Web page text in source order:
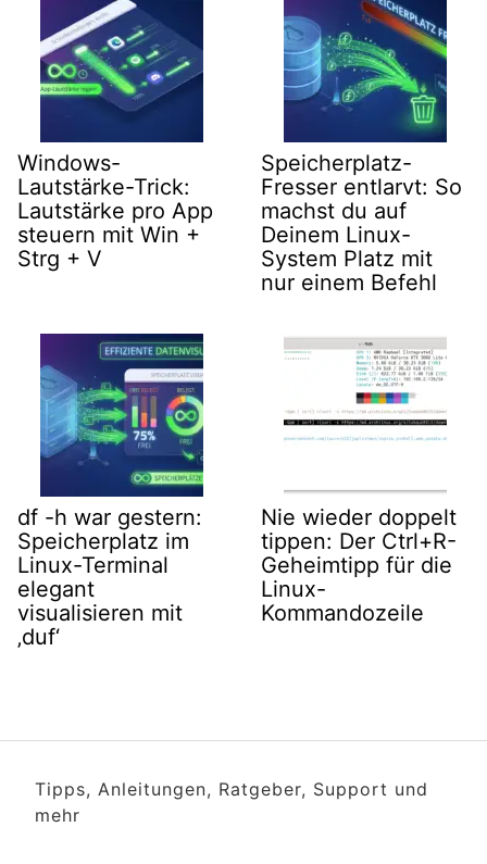
Windows-
Lautstärke-Trick:
Lautstärke pro App
steuern mit Win +
Strg + V
Speicherplatz-
Fresser entlarvt: So
machst du auf
Deinem Linux-
System Platz mit
nur einem Befehl
df -h war gestern:
Speicherplatz im
Linux-Terminal
elegant
visualisieren mit
‚duf‘
Nie wieder doppelt
tippen: Der Ctrl+R-
Geheimtipp für die
Linux-
Kommandozeile
Tipps, Anleitungen, Ratgeber, Support und
mehr